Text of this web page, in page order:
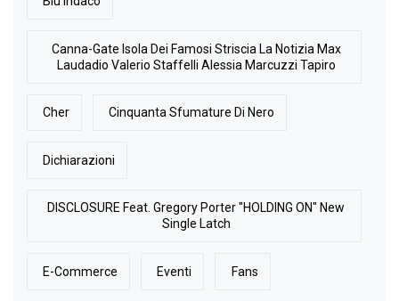
Canna-Gate Isola Dei Famosi Striscia La Notizia Max
Laudadio Valerio Staffelli Alessia Marcuzzi Tapiro
Cher Cinquanta Sfumature Di Nero
Dichiarazioni
DISCLOSURE Feat. Gregory Porter "HOLDING ON" New
Single Latch
E-Commerce Eventi Fans